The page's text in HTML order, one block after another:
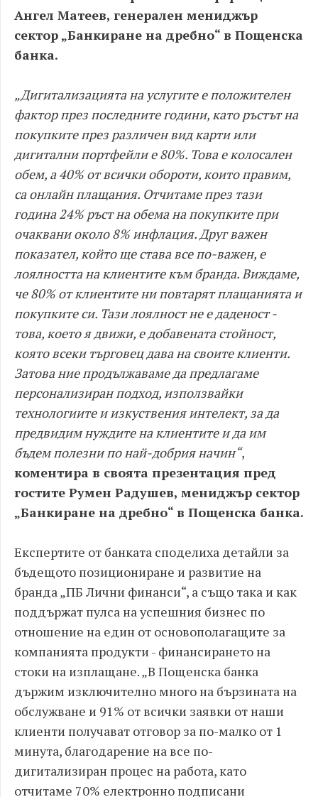
Ангел Матеев, генерален мениджър
сектор „Банкиране на дребно“ в Пощенска
банка.
„Дигитализацията на услугите е положителен
фактор през последните години, като ръстът на
покупките през различен вид карти или
дигитални портфейли е 80%. Това е колосален
обем, а 40% от всички обороти, които правим,
са онлайн плащания. Отчитаме през тази
година 24% ръст на обема на покупките при
очаквани около 8% инфлация. Друг важен
показател, който ще става все по-важен, е
лоялността на клиентите към бранда. Виждаме,
че 80% от клиентите ни повтарят плащанията и
покупките си. Тази лоялност не е даденост -
това, което я движи, е добавената стойност,
която всеки търговец дава на своите клиенти.
Затова ние продължаваме да предлагаме
персонализиран подход, използвайки
технологиите и изкуствения интелект, за да
предвидим нуждите на клиентите и да им
бъдем полезни по най-добрия начин“,
коментира в своята презентация пред
гостите Румен Радушев, мениджър сектор
„Банкиране на дребно“ в Пощенска банка.
Експертите от банката споделиха детайли за
бъдещото позициониране и развитие на
бранда „ПБ Лични финанси“, а също така и как
поддържат пулса на успешния бизнес по
отношение на един от основополагащите за
компанията продукти - финансирането на
стоки на изплащане. „В Пощенска банка
държим изключително много на бързината на
обслужване и 91% от всички заявки от наши
клиенти получават отговор за по-малко от 1
минута, благодарение на все по-
дигитализиран процес на работа, като
отчитаме 70% електронно подписани